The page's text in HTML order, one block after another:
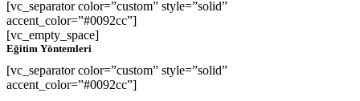
[vc_separator color=”custom” style=”solid”
accent_color=”#0092cc”]
[vc_empty_space]
Eğitim Yöntemleri
[vc_separator color=”custom” style=”solid”
accent_color=”#0092cc”]